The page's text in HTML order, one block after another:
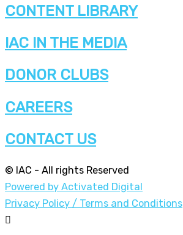
CONTENT LIBRARY
IAC IN THE MEDIA
DONOR CLUBS
CAREERS
CONTACT US
© IAC - All rights Reserved
Powered by Activated Digital
Privacy Policy / Terms and Conditions